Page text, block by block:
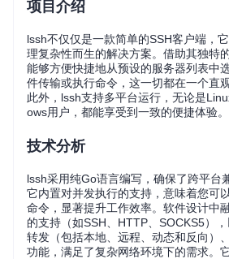
项目介绍
lssh不仅仅是一款简单的SSH客户端，
理复杂性而生的解决方案。借助其独特
能够方便快捷地从预设的服务器列表中
件传输或执行命令，这一切都在一个直
此外，lssh支持多平台运行，无论是
ows用户，都能享受到一致的便捷体验。
技术分析
lssh采用纯Go语言编写，确保了跨平台
它内置对并发执行的支持，意味着您可
命令，显著提升工作效率。软件设计中
的支持（如SSH、HTTP、SOCKS5）
转发（包括本地、远程、动态和反向）
功能，满足了复杂网络环境下的需求。